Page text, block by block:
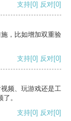
支持[0] 反对[0]
，比如增加双重验
支持[0] 反对[0]
频、玩游戏还是工
。
支持[0] 反对[0]